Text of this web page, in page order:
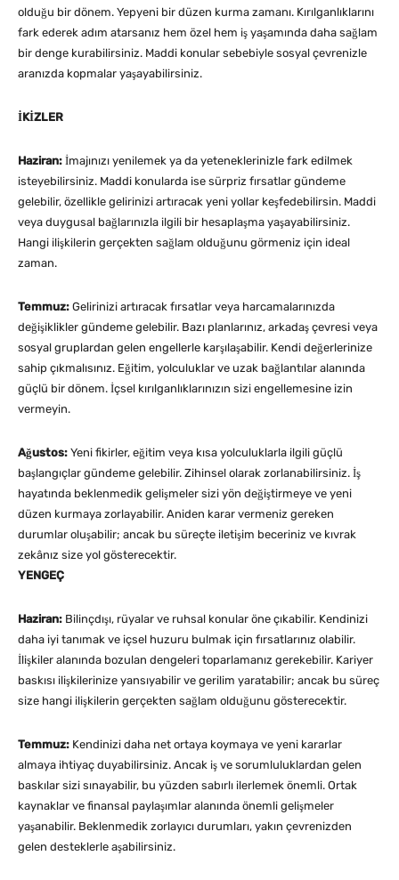
olduğu bir dönem. Yepyeni bir düzen kurma zamanı. Kırılganlıklarını
fark ederek adım atarsanız hem özel hem iş yaşamında daha sağlam
bir denge kurabilirsiniz. Maddi konular sebebiyle sosyal çevrenizle
aranızda kopmalar yaşayabilirsiniz.
İKİZLER
Haziran: İmajınızı yenilemek ya da yeteneklerinizle fark edilmek
isteyebilirsiniz. Maddi konularda ise sürpriz fırsatlar gündeme
gelebilir, özellikle gelirinizi artıracak yeni yollar keşfedebilirsin. Maddi
veya duygusal bağlarınızla ilgili bir hesaplaşma yaşayabilirsiniz.
Hangi ilişkilerin gerçekten sağlam olduğunu görmeniz için ideal
zaman.
Temmuz: Gelirinizi artıracak fırsatlar veya harcamalarınızda
değişiklikler gündeme gelebilir. Bazı planlarınız, arkadaş çevresi veya
sosyal gruplardan gelen engellerle karşılaşabilir. Kendi değerlerinize
sahip çıkmalısınız. Eğitim, yolculuklar ve uzak bağlantılar alanında
güçlü bir dönem. İçsel kırılganlıklarınızın sizi engellemesine izin
vermeyin.
Ağustos: Yeni fikirler, eğitim veya kısa yolculuklarla ilgili güçlü
başlangıçlar gündeme gelebilir. Zihinsel olarak zorlanabilirsiniz. İş
hayatında beklenmedik gelişmeler sizi yön değiştirmeye ve yeni
düzen kurmaya zorlayabilir. Aniden karar vermeniz gereken
durumlar oluşabilir; ancak bu süreçte iletişim beceriniz ve kıvrak
zekânız size yol gösterecektir.
YENGEÇ
Haziran: Bilinçdışı, rüyalar ve ruhsal konular öne çıkabilir. Kendinizi
daha iyi tanımak ve içsel huzuru bulmak için fırsatlarınız olabilir.
İlişkiler alanında bozulan dengeleri toparlamanız gerekebilir. Kariyer
baskısı ilişkilerinize yansıyabilir ve gerilim yaratabilir; ancak bu süreç
size hangi ilişkilerin gerçekten sağlam olduğunu gösterecektir.
Temmuz: Kendinizi daha net ortaya koymaya ve yeni kararlar
almaya ihtiyaç duyabilirsiniz. Ancak iş ve sorumluluklardan gelen
baskılar sizi sınayabilir, bu yüzden sabırlı ilerlemek önemli. Ortak
kaynaklar ve finansal paylaşımlar alanında önemli gelişmeler
yaşanabilir. Beklenmedik zorlayıcı durumları, yakın çevrenizden
gelen desteklerle aşabilirsiniz.